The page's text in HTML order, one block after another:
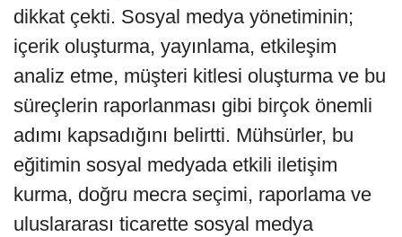
dikkat çekti. Sosyal medya yönetiminin;
içerik oluşturma, yayınlama, etkileşim
analiz etme, müşteri kitlesi oluşturma ve bu
süreçlerin raporlanması gibi birçok önemli
adımı kapsadığını belirtti. Mühsürler, bu
eğitimin sosyal medyada etkili iletişim
kurma, doğru mecra seçimi, raporlama ve
uluslararası ticarette sosyal medya